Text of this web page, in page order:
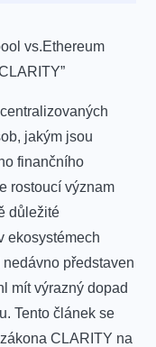
vs.Ethereum
jakým jsou
finančního
rostoucí‌ význam
důležité
ekosystémech
představen
⁣mít výrazný⁤ dopad
Tento⁣ článek se
CLARITY na